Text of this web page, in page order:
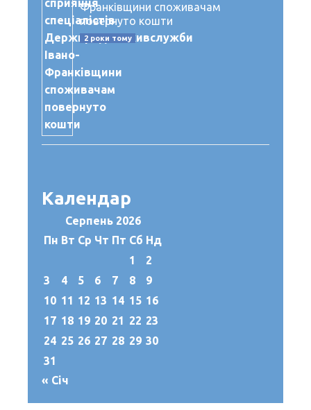
Франківщини споживачам
повернуто кошти
2 роки тому
Календар
Серпень 2026
Пн Вт Ср Чт Пт Сб Нд
1
2
3
4 5 6 7 8
9
10 11 12 13 14 15 16
17 18 19 20 21 22 23
24 25 26 27 28 29 30
31
« Січ